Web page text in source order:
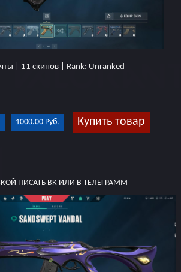
| 11 скинов | Rank: Unranked
1000.00 Руб. Купить товар
ПИСАТЬ ВК ИЛИ В ТЕЛЕГРАММ